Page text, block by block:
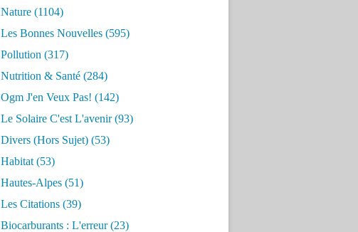
Nature (1104)
Les Bonnes Nouvelles (595)
Pollution (317)
Nutrition & Santé (284)
Ogm J'en Veux Pas! (142)
Le Solaire C'est L'avenir(93)
Divers (hors Sujet) (53)
Habitat (53)
Hautes-Alpes (51)
Les Citations (39)
Biocarburants : L'erreur(23)